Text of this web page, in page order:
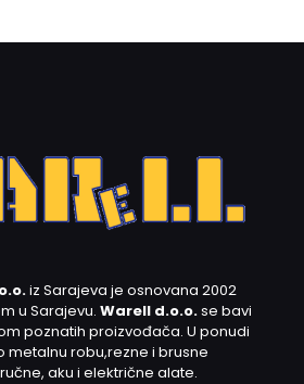
iz Sarajeva je osnovana 2002
u Sarajevu. Warell d.o.o.se bavi
poznatih proizvođača. U ponudi
metalnu robu,rezne i brusne
aku i električne alate.